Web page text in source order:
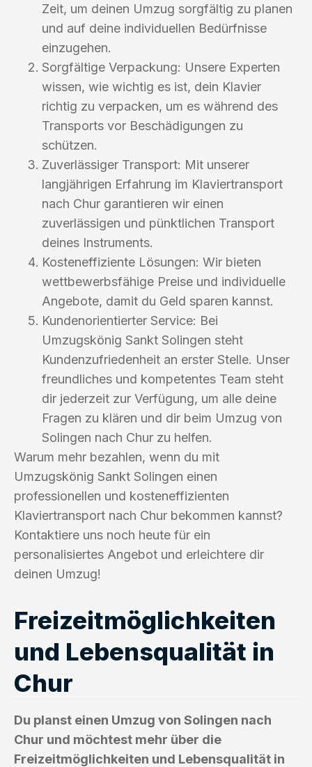
Zeit, um deinen Umzug sorgfältig zu planen
und auf deine individuellen Bedürfnisse
einzugehen.
Sorgfältige Verpackung: Unsere Experten
wissen, wie wichtig es ist, dein Klavier
richtig zu verpacken, um es während des
Transports vor Beschädigungen zu
schützen.
Zuverlässiger Transport: Mit unserer
langjährigen Erfahrung im Klaviertransport
nach Chur garantieren wir einen
zuverlässigen und pünktlichen Transport
deines Instruments.
Kosteneffiziente Lösungen: Wir bieten
wettbewerbsfähige Preise und individuelle
Angebote, damit du Geld sparen kannst.
Kundenorientierter Service: Bei
Umzugskönig Sankt Solingen steht
Kundenzufriedenheit an erster Stelle. Unser
freundliches und kompetentes Team steht
dir jederzeit zur Verfügung, um alle deine
Fragen zu klären und dir beim Umzug von
Solingen nach Chur zu helfen.
Warum mehr bezahlen, wenn du mit
Umzugskönig Sankt Solingen einen
professionellen und kosteneffizienten
Klaviertransport nach Chur bekommen kannst?
Kontaktiere uns noch heute für ein
personalisiertes Angebot und erleichtere dir
deinen Umzug!
Freizeitmöglichkeiten
und Lebensqualität in
Chur
Du planst einen Umzug von Solingen nach
Chur und möchtest mehr über die
Freizeitmöglichkeiten und Lebensqualität in